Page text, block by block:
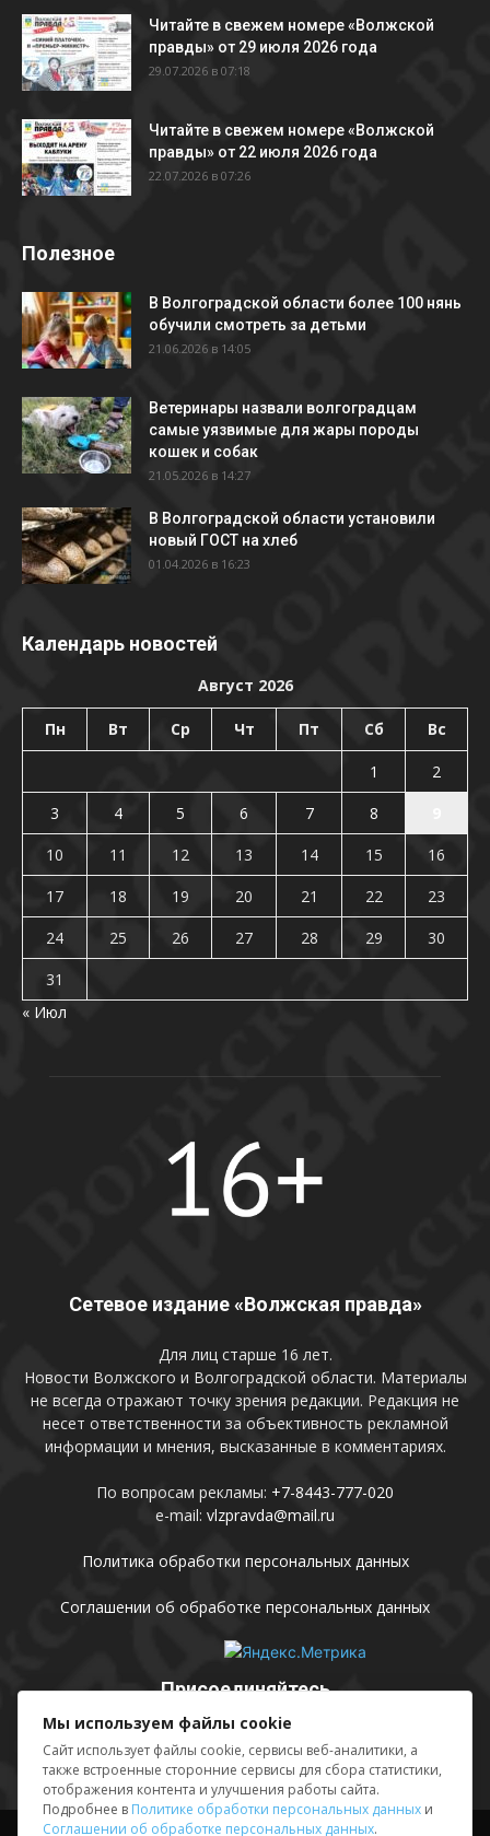
Читайте в свежем номере «Волжской
правды» от 29 июля 2026 года
29.07.2026 в 07:18
Читайте в свежем номере «Волжской
правды» от 22 июля 2026 года
22.07.2026 в 07:26
Полезное
В Волгоградской области более 100 нянь
обучили смотреть за детьми
21.06.2026 в 14:05
Ветеринары назвали волгоградцам
самые уязвимые для жары породы
кошек и собак
21.05.2026 в 14:27
В Волгоградской области установили
новый ГОСТ на хлеб
01.04.2026 в 16:23
Календарь новостей
Август 2026
Пн Вт Ср Чт Пт Сб Вс
1
2
3
4 5 6 7 8
10
11 12 13 14 15
16
17
18 19 20 21 22
23
24
25 26 27 28 29
30
31
« Июл
Сетевое издание «Волжская правда»
Для лиц старше 16 лет.
Новости Волжского и Волгоградской области. Материалы
не всегда отражают точку зрения редакции. Редакция не
несет ответственности за объективность рекламной
информации и мнения, высказанные в комментариях.
По вопросам рекламы: +7-8443-777-020
e-mail: vlzpravda@mail.ru
Политика обработки персональных данных
Соглашении об обработке персональных данных
Присоединяйтесь
Мы используем файлы cookie
Сайт использует файлы cookie, сервисы веб-аналитики, а
также встроенные сторонние сервисы для сбора статистики,
отображения контента и улучшения работы сайта.
Подробнее в Политике обработки персональных данных и
Соглашении об обработке персональных данных.